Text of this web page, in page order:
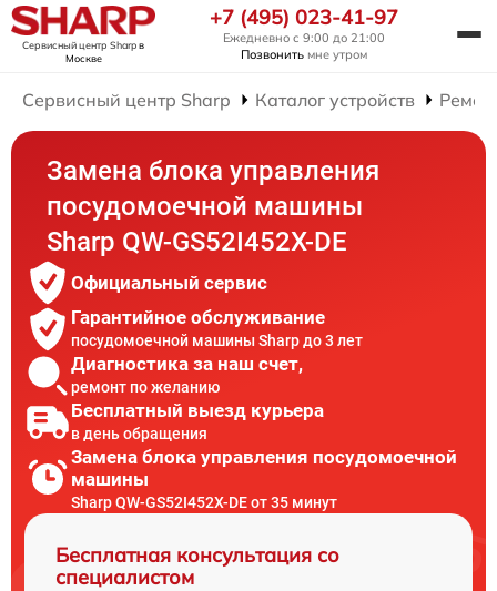
Сервисный центр Sharpв
Москве
+7 (495) 023-41-97
Ежедневно с 9:00 до 21:00
Позвонить мне утром
Сервисный центр Sharp Каталог устройств
Замена блока управления
посудомоечной машины
Sharp QW-GS52I452X-DE
Официальный сервис
Гарантийное обслуживание
посудомоечной машины Sharp до 3 лет
Диагностика за наш счет,
ремонт по желанию
Бесплатный выезд курьера
в день обращения
Замена блока управления посудомоечной
машины
Sharp QW-GS52I452X-DE от 35 минут
Бесплатная консультация со
специалистом